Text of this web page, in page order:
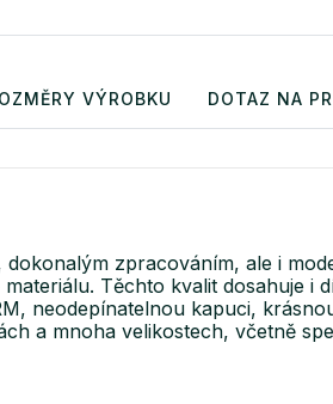
VÝROBKU DOTAZ NA
zpracováním, ale i
Těchto kvalit dosahuje i
neodepínatelnou kapuci,
a mnoha velikostech, včetně